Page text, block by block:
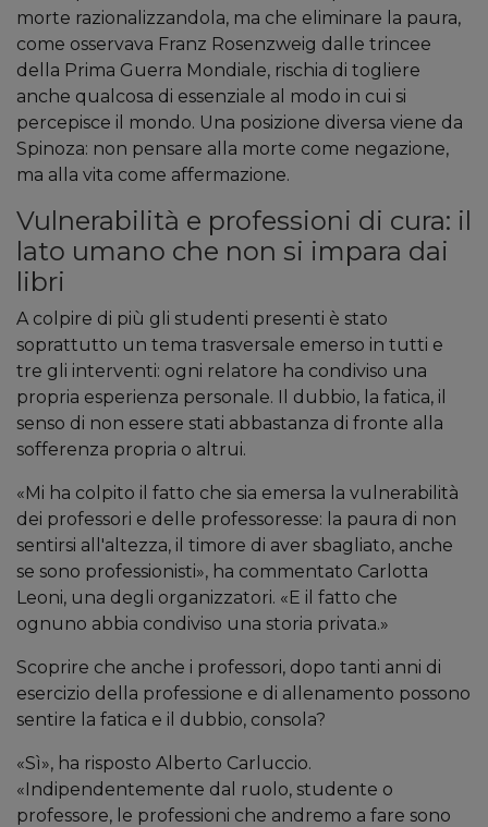
morte razionalizzandola, ma che eliminare la paura,
come osservava Franz Rosenzweig dalle trincee
della Prima Guerra Mondiale, rischia di togliere
anche qualcosa di essenziale al modo in cui si
percepisce il mondo. Una posizione diversa viene da
Spinoza: non pensare alla morte come negazione,
ma alla vita come affermazione.
Vulnerabilità e professioni di cura: il
lato umano che non si impara dai
libri
A colpire di più gli studenti presenti è stato
soprattutto un tema trasversale emerso in tutti e
tre gli interventi: ogni relatore ha condiviso una
propria esperienza personale. Il dubbio, la fatica, il
senso di non essere stati abbastanza di fronte alla
sofferenza propria o altrui.
«Mi ha colpito il fatto che sia emersa la vulnerabilità
dei professori e delle professoresse: la paura di non
sentirsi all'altezza, il timore di aver sbagliato, anche
se sono professionisti», ha commentato Carlotta
Leoni, una degli organizzatori. «E il fatto che
ognuno abbia condiviso una storia privata.»
Scoprire che anche i professori, dopo tanti anni di
esercizio della professione e di allenamento possono
sentire la fatica e il dubbio, consola?
«Sì», ha risposto Alberto Carluccio.
«Indipendentemente dal ruolo, studente o
professore, le professioni che andremo a fare sono